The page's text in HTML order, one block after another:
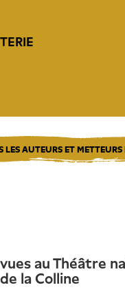
LES AUTEURS ET METTEURS
vues au Théâtre
de la Colline